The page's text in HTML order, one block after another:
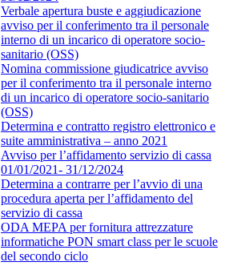
Verbale apertura buste e aggiudicazione
avviso per il conferimento tra il personale
interno di un incarico di operatore socio-
sanitario (OSS)
Nomina commissione giudicatrice avviso
per il conferimento tra il personale interno
di un incarico di operatore socio-sanitario
(OSS)
Determina e contratto registro elettronico e
suite amministrativa – anno 2021
Avviso per l’affidamento servizio di cassa
01/01/2021- 31/12/2024
Determina a contrarre per l’avvio di una
procedura aperta per l’affidamento del
servizio di cassa
ODA MEPA per fornitura attrezzature
informatiche PON smart class per le scuole
del secondo ciclo